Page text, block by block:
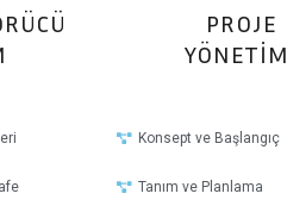
PROJE
Konsept ve Başlangıç
Tanım ve Planlama